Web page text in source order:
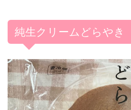
純生クリームどらやき